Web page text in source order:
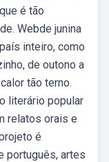
é tão
Webde junina
inteiro, como
de outono a
tão terno.
literário popular
relatos orais e
é
português, artes